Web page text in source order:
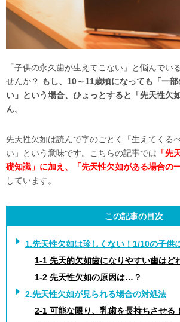
「子供の永久歯が生えてこない」と悩んでい
せんか？ もし、10～11歳頃になっても「一
い」という場合、ひょっとすると「先天性欠
ん。
先天性欠如は読んで字のごとく「生えてくる
い」という意味です。こちらの記事では 「先
礎知識」に加え、「先天性欠如がある場合の
しています。
この記事の目次
1.先天性欠如は珍しくない！1/10の子供
1-1 先天的欠如歯になりやすい歯はど
1-2 先天性欠如の原因は…？
2.先天性欠如が見られる場合の対処法
2-1 可能な限り、乳歯を長持ちさせる！